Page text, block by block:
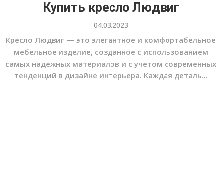
Купить кресло Людвиг
04.03.2023
Кресло Людвиг — это элегантное и комфортабельное
мебельное изделие, созданное с использованием
самых надежных материалов и с учетом современных
тенденций в дизайне интерьера. Каждая деталь...